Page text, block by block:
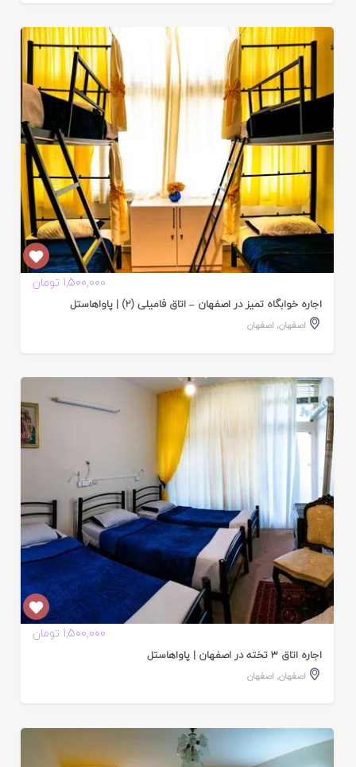
1,500,000 تومان
اجاره خوابگاه تمیز در اصفهان – اتاق فامیلی (2) | پاواهاستل
اصفهان, اصفهان
1,500,000 تومان
اجاره اتاق 3 تخته در اصفهان | پاواهاستل
اصفهان, اصفهان